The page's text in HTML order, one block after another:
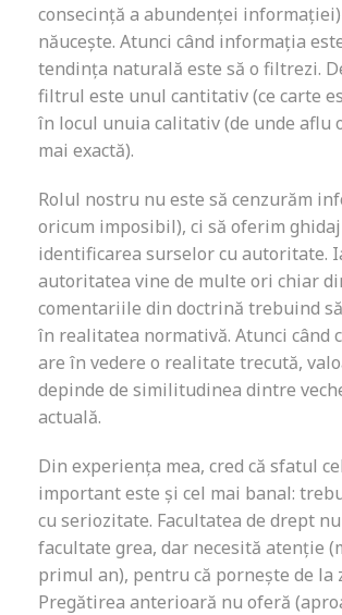
consecință a abundenței
năucește. Atunci când informația
tendința naturală este să o filtrezi.
filtrul este unul cantitativ (ce carte
în locul unuia calitativ (de unde aflu
mai exactă).
Rolul nostru nu este să cenzurăm
oricum imposibil), ci să oferim
identificarea surselor cu autoritate.
autoritatea vine de multe ori chiar
comentariile din doctrină trebuind
în realitatea normativă. Atunci când
are în vedere o realitate trecută,
depinde de similitudinea dintre
actuală.
Din experiența mea, cred că sfatul
important este și cel mai banal:
cu seriozitate. Facultatea de drept
facultate grea, dar necesită atenție
primul an), pentru că pornește de la
Pregătirea anterioară nu oferă